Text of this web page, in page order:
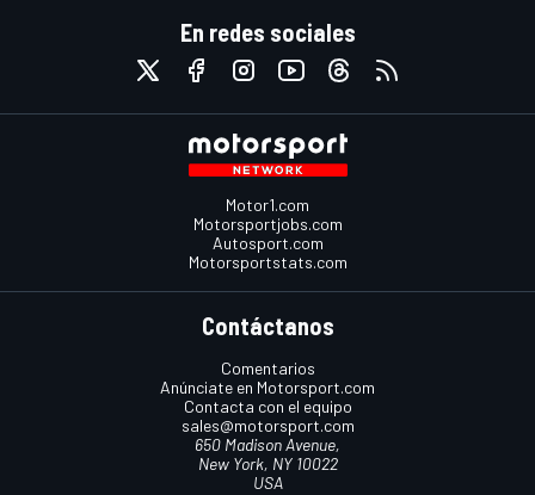
En redes sociales
Motor1.com
Motorsportjobs.com
Autosport.com
Motorsportstats.com
Contáctanos
Comentarios
Anúnciate en Motorsport.com
Contacta con el equipo
sales@motorsport.com
650 Madison Avenue,
New York, NY 10022
USA